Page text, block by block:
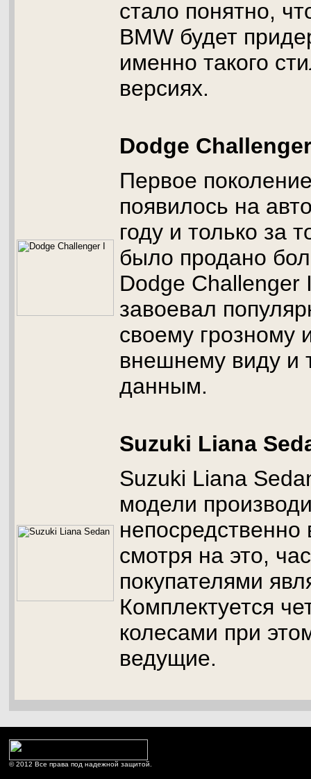
стало понятно,
BMW будет
именно такого
версиях.
Dodge
Первое
появилось на
году и только за
было продано
Dodge Challenger
завоевал
своему грозному
внешнему виду и
данным.
Suzuki Liana
Suzuki Liana
модели
смотря на это,
покупателями
Комплектуется
колесами при
ведущие.
© 2012 Все права под надежной защитой.